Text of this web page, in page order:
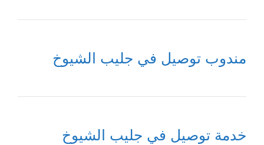
مندوب توصيل في جليب الشيوخ
خدمة توصيل في جليب الشيوخ